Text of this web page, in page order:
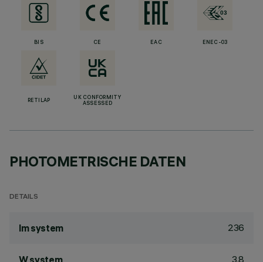
BIS CE EAC ENEC-03
RETILAP
UK CONFORMITY
ASSESSED
PHOTOMETRISCHE DATEN
DETAILS
lm system 236
W system 3.8